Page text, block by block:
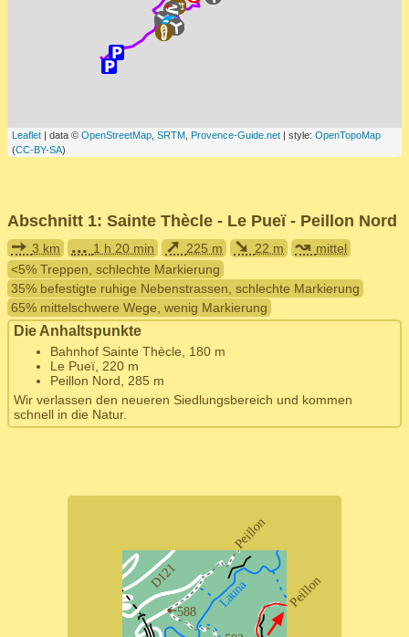
Leaflet | data © OpenStreetMap SRTM Provence-Guide.net | style: OpenTopoMap
(CC-BY-SA)
Abschnitt 1: Sainte Thècle - Le Pueï - Peillon Nord
➙ 3 km ... 1 h 20 min ➚ 225 m ➘ 22 m ↝ mittel
<5% Treppen, schlechte Markierung
35% befestigte ruhige Nebenstrassen, schlechte Markierung
65% mittelschwere Wege, wenig Markierung
Die Anhaltspunkte
Bahnhof Sainte Thècle, 180 m
Le Pueï, 220 m
Peillon Nord, 285 m
Wir verlassen den neueren Siedlungsbereich und kommen
schnell in die Natur.